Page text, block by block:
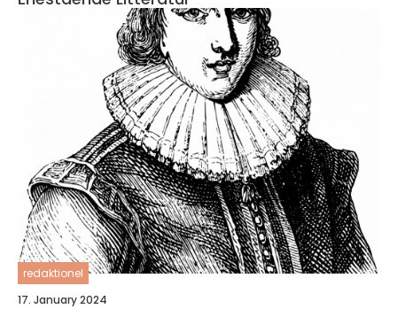
redaktionel
17. January 2024